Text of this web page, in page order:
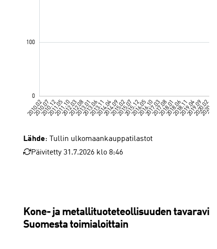
Lähde: Tullin ulkomaankauppatilastot
Päivitetty 31.7.2026 klo 8:46
Kone- ja metallituoteteollisuuden
Suomesta toimialoittain